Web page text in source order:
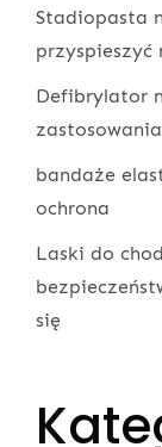
Stadiopasta
przyspieszyć
Defibrylator
bandaże
ochrona
Laski do
się